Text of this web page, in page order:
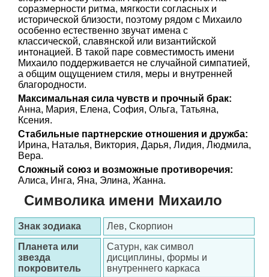
соразмерности ритма, мягкости согласных и
исторической близости, поэтому рядом с Михаило
особенно естественно звучат имена с
классической, славянской или византийской
интонацией. В такой паре совместимость имени
Михаило поддерживается не случайной симпатией,
а общим ощущением стиля, меры и внутренней
благородности.
Максимальная сила чувств и прочный брак:
Анна, Мария, Елена, София, Ольга, Татьяна,
Ксения.
Стабильные партнерские отношения и дружба:
Ирина, Наталья, Виктория, Дарья, Лидия, Людмила,
Вера.
Сложный союз и возможные противоречия:
Алиса, Инга, Яна, Элина, Жанна.
Символика имени Михаило
Знак зодиака
Лев, Скорпион
Планета или
звезда
покровитель
Сатурн, как символ
дисциплины, формы и
внутреннего каркаса